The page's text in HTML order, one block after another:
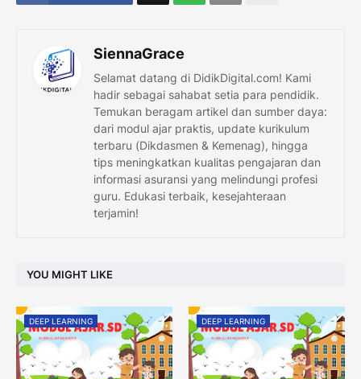
SiennaGrace
Selamat datang di DidikDigital.com! Kami
hadir sebagai sahabat setia para pendidik.
Temukan beragam artikel dan sumber daya:
dari modul ajar praktis, update kurikulum
terbaru (Dikdasmen & Kemenag), hingga
tips meningkatkan kualitas pengajaran dan
informasi asuransi yang melindungi profesi
guru. Edukasi terbaik, kesejahteraan
terjamin!
YOU MIGHT LIKE
DEEP LEARNING DEEP LEARNING